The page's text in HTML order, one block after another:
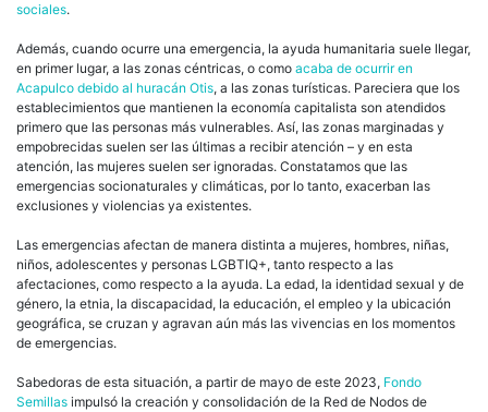
sociales.
Además, cuando ocurre una emergencia, la ayuda humanitaria suele llegar,
en primer lugar, a las zonas céntricas, o como acaba de ocurrir en
Acapulco debido al huracán Otis, a las zonas turísticas. Pareciera que los
establecimientos que mantienen la economía capitalista son atendidos
primero que las personas más vulnerables. Así, las zonas marginadas y
empobrecidas suelen ser las últimas a recibir atención – y en esta
atención, las mujeres suelen ser ignoradas. Constatamos que las
emergencias socionaturales y climáticas, por lo tanto, exacerban las
exclusiones y violencias ya existentes.
Las emergencias afectan de manera distinta a mujeres, hombres, niñas,
niños, adolescentes y personas LGBTIQ+, tanto respecto a las
afectaciones, como respecto a la ayuda. La edad, la identidad sexual y de
género, la etnia, la discapacidad, la educación, el empleo y la ubicación
geográfica, se cruzan y agravan aún más las vivencias en los momentos
de emergencias.
Sabedoras de esta situación, a partir de mayo de este 2023, Fondo
Semillas impulsó la creación y consolidación de la Red de Nodos de